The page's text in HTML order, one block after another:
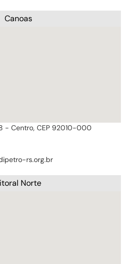
Canoas
- Centro, CEP 92010-000
rs.org.br
Norte